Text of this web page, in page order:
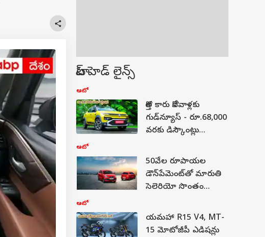
టాప్ హెడ్ లైన్స్
ఆటో
కొత్త కారు కొనేవాళ్లకు
గుడ్‌న్యూస్‌ - రూ.68,000
వరకు డిస్కౌంట్లు
ఆటో
50వేల రూపాయల
డౌన్‌పేమెంట్‌తో మారుతి
సెలెరియో సొంతం
ఆటో
యమహా R15 V4, MT-
15 మోటోజీపీ ఎడిషన్లు